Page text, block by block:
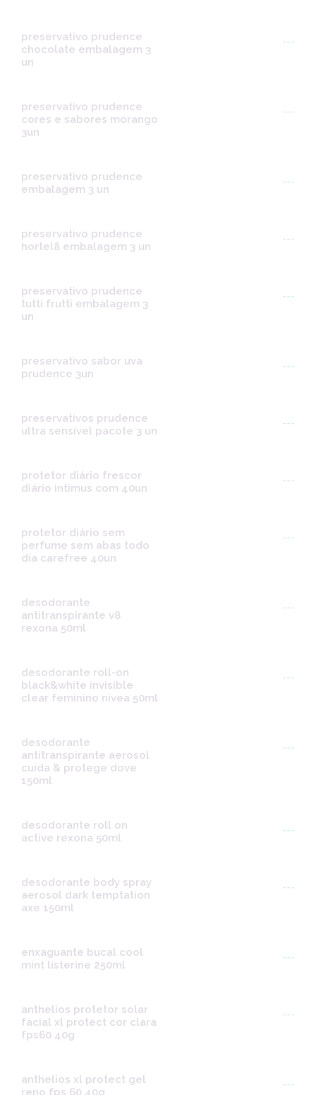
preservativo prudence
chocolate embalagem 3
un
---
preservativo prudence
cores e sabores morango
3un
---
preservativo prudence
embalagem 3 un
---
preservativo prudence
hortelã embalagem 3 un
---
preservativo prudence
tutti frutti embalagem 3
un
---
preservativo sabor uva
prudence 3un
---
preservativos prudence
ultra sensível pacote 3 un
---
protetor diário frescor
diário intimus com 40un
---
protetor diário sem
perfume sem abas todo
dia carefree 40un
---
desodorante
antitranspirante v8
rexona 50ml
---
desodorante roll-on
black&white invisible
clear feminino nivea 50ml
---
desodorante
antitranspirante aerosol
cuida & protege dove
150ml
---
desodorante roll on
active rexona 50ml
---
desodorante body spray
aerosol dark temptation
axe 150ml
---
enxaguante bucal cool
mint listerine 250ml
---
anthelios protetor solar
facial xl protect cor clara
fps60 40g
---
anthelios xl protect gel
reno fps 60 40g
---